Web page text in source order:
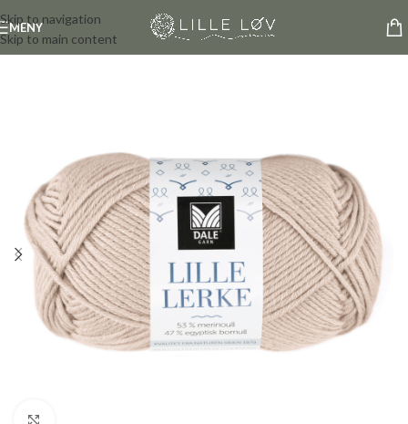
Skip to navigation
Skip to main content
MENY